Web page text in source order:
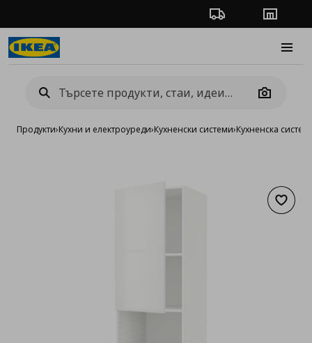
Проследяване на
Camera
Продукти›Кухни и електроуреди›Кухненски системи›Кухненска